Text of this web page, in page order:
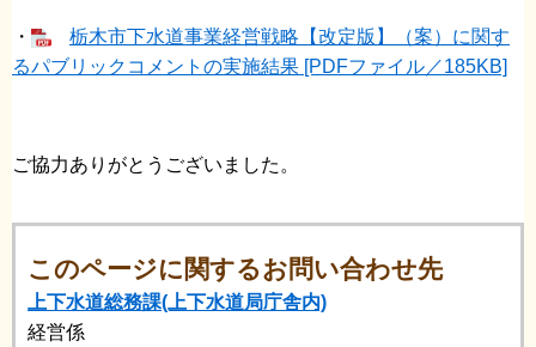
・
栃木市下水道事業経営戦略【改定版】（案）に関す
るパブリックコメントの実施結果 [PDFファイル／185KB]
ご協力ありがとうございました。
このページに関するお問い合わせ先
上下水道総務課(上下水道局庁舎内)
経営係